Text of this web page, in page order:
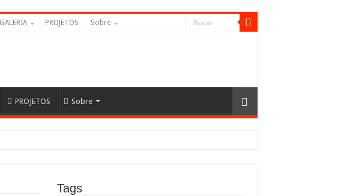
GALERIA PROJETOS Sobre
PROJETOS Sobre
Tags